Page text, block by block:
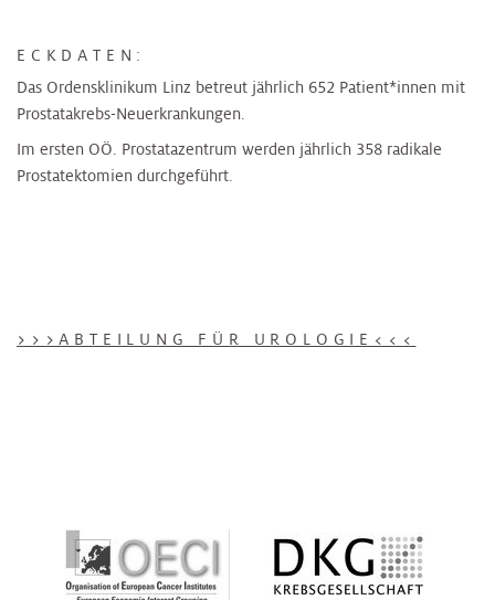
ECKDATEN:
Das Ordensklinikum Linz betreut jährlich 652 Patient*innen mit
Prostatakrebs-Neuerkrankungen.
Im ersten OÖ. Prostatazentrum werden jährlich 358 radikale
Prostatektomien durchgeführt.
>>>ABTEILUNG FÜR UROLOGIE<<<